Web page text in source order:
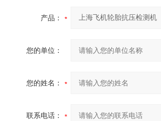
产品：
您的单位：
您的姓名：
联系电话：